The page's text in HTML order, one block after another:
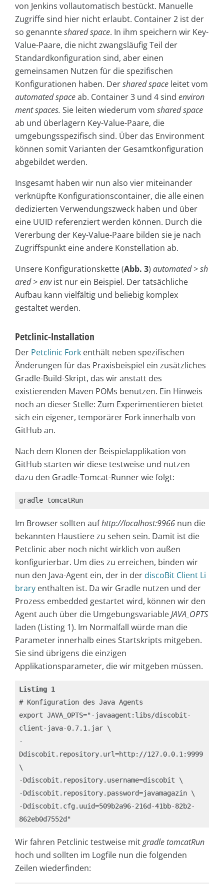
von Jenkins vollautomatisch bestückt. Manuelle
Zugriffe sind hier nicht erlaubt. Container 2 ist der
so genannteshared space. In ihm speichern wir Key-
Value-Paare, die nicht zwangsläufig Teil der
Standardkonfiguration sind, aber einen
gemeinsamen Nutzen für die spezifischen
Konfigurationen haben. Dershared space leitet vom
automated spaceab. Container 3 und 4 sind environ
ment spaces. Sie leiten wiederum vom shared space
ab und überlagern Key-Value-Paare, die
umgebungsspezifisch sind. Über das Environment
können somit Varianten der Gesamtkonfiguration
abgebildet werden.
Insgesamt haben wir nun also vier miteinander
verknüpfte Konfigurationscontainer, die alle einen
dedizierten Verwendungszweck haben und über
eine UUID referenziert werden können. Durch die
Vererbung der Key-Value-Paare bilden sie je nach
Zugriffspunkt eine andere Konstellation ab.
Unsere Konfigurationskette (Abb. 3) automated > sh
ared > envist nur ein Beispiel. Der tatsächliche
Aufbau kann vielfältig und beliebig komplex
gestaltet werden.
Petclinic-Installation
Der Petclinic Fork enthält neben spezifischen
Änderungen für das Praxisbeispiel ein zusätzliches
Gradle-Build-Skript, das wir anstatt des
existierenden Maven POMs benutzen. Ein Hinweis
noch an dieser Stelle: Zum Experimentieren bietet
sich ein eigener, temporärer Fork innerhalb von
GitHub an.
Nach dem Klonen der Beispielapplikation von
GitHub starten wir diese testweise und nutzen
dazu den Gradle-Tomcat-Runner wie folgt:
gradle tomcatRun
Im Browser sollten aufhttp://localhost:9966 nun die
bekannten Haustiere zu sehen sein. Damit ist die
Petclinic aber noch nicht wirklich von außen
konfigurierbar. Um dies zu erreichen, binden wir
nun den Java-Agent ein, der in der discoBit Client Li
brary enthalten ist. Da wir Gradle nutzen und der
Prozess embedded gestartet wird, können wir den
Agent auch über die UmgebungsvariableJAVA_OPTS
laden (Listing 1). Im Normalfall würde man die
Parameter innerhalb eines Startskripts mitgeben.
Sie sind übrigens die einzigen
Applikationsparameter, die wir mitgeben müssen.
Listing 1
# Konfiguration des Java Agents
export JAVA_OPTS="-javaagent:libs/discobit-
client-java-0.7.1.jar \
-
Ddiscobit.repository.url=http://127.0.0.1:9999
\
-Ddiscobit.repository.username=discobit \
-Ddiscobit.repository.password=javamagazin \
-Ddiscobit.cfg.uuid=509b2a96-216d-41bb-82b2-
862eb0d7552d"
Wir fahren Petclinic testweise mitgradle tomcatRun
hoch und sollten im Logfile nun die folgenden
Zeilen wiederfinden: